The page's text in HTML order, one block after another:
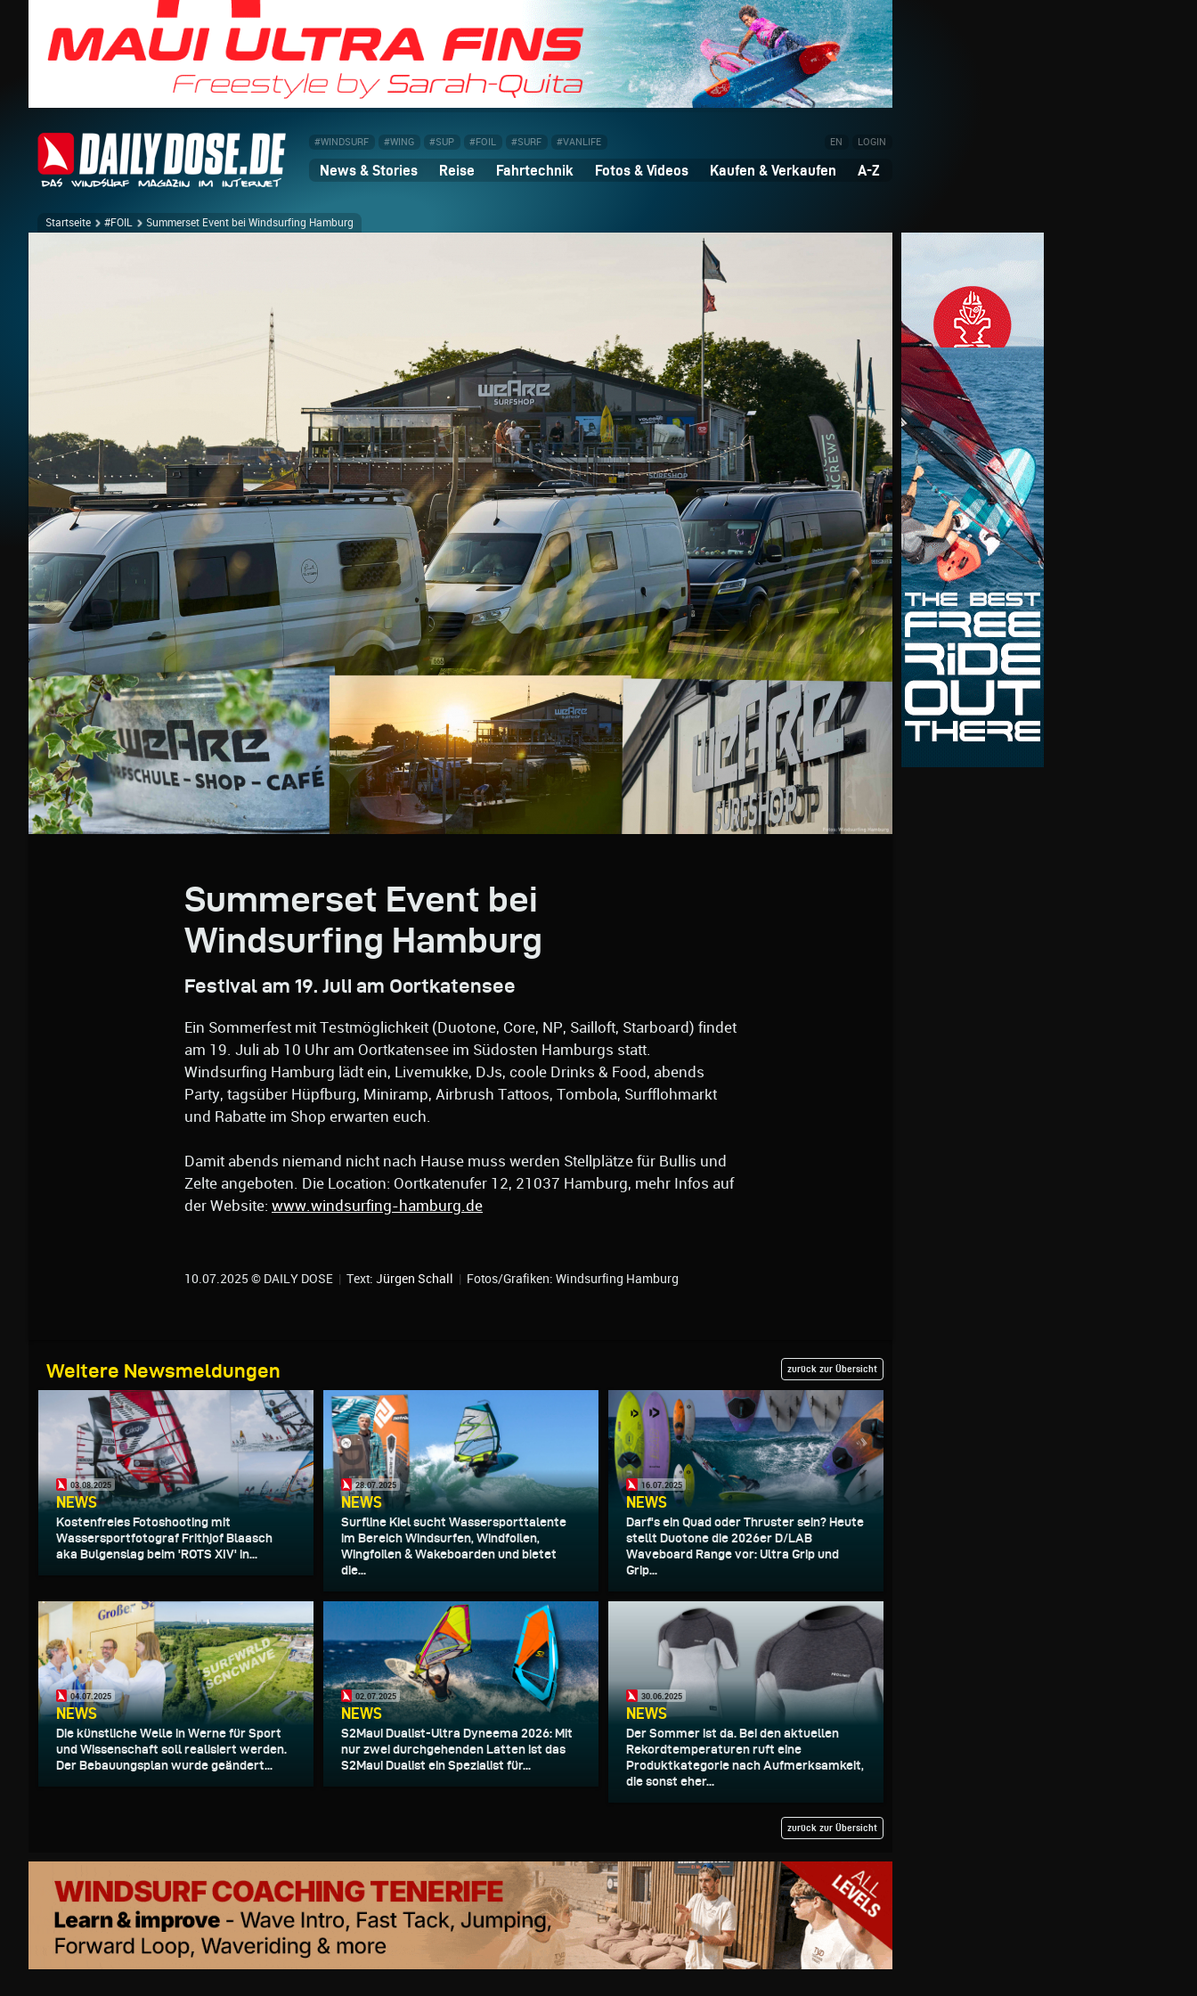
#WINDSURF #WING #SUP #FOIL #SURF #VANLIFE EN LOGIN
News & Stories Reise Fahrtechnik Fotos & Videos Kaufen & Verkaufen A-Z
Startseite #FOIL Summerset Event bei Windsurfing Hamburg
Summerset Event bei
Windsurfing Hamburg
Festival am 19. Juli am Oortkatensee
Ein Sommerfest mit Testmöglichkeit (Duotone, Core, NP, Sailloft, Starboard) findet
am 19. Juli ab 10 Uhr am Oortkatensee im Südosten Hamburgs statt.
Windsurfing Hamburg lädt ein, Livemukke, DJs, coole Drinks & Food, abends
Party, tagsüber Hüpfburg, Miniramp, Airbrush Tattoos, Tombola, Surfflohmarkt
und Rabatte im Shop erwarten euch.
Damit abends niemand nicht nach Hause muss werden Stellplätze für Bullis und
Zelte angeboten. Die Location: Oortkatenufer 12, 21037 Hamburg, mehr Infos auf
der Website: www.windsurfing-hamburg.de
10.07.2025 © DAILY DOSE | Text: Jürgen Schall | Fotos/Grafiken: Windsurfing Hamburg
Weitere Newsmeldungen zurück zur Übersicht
03.08.2025
NEWS
Kostenfreies Fotoshooting mit
Wassersportfotograf Frithjof Blaasch
aka Bulgenslag beim 'ROTS XIV' in...
28.07.2025
NEWS
Surfline Kiel sucht Wassersporttalente
im Bereich Windsurfen, Windfoilen,
Wingfoilen & Wakeboarden und bietet
die...
16.07.2025
NEWS
Darf's ein Quad oder Thruster sein? Heute
stellt Duotone die 2026er D/LAB
Waveboard Range vor: Ultra Grip und
Grip...
04.07.2025
NEWS
Die künstliche Welle in Werne für Sport
und Wissenschaft soll realisiert werden.
Der Bebauungsplan wurde geändert...
02.07.2025
NEWS
S2Maui Dualist-Ultra Dyneema 2026: Mit
nur zwei durchgehenden Latten ist das
S2Maui Dualist ein Spezialist für...
30.06.2025
NEWS
Der Sommer ist da. Bei den aktuellen
Rekordtemperaturen ruft eine
Produktkategorie nach Aufmerksamkeit,
die sonst eher...
zurück zur Übersicht